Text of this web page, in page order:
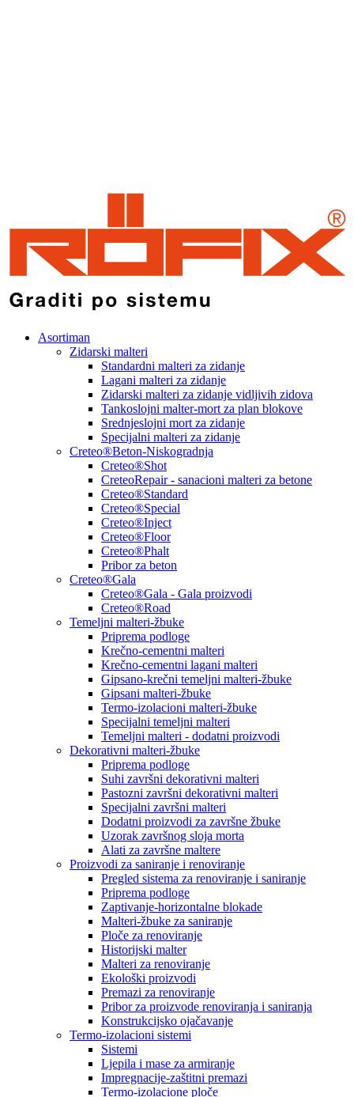
Asortiman
Zidarski malteri
Standardni malteri za zidanje
Lagani malteri za zidanje
Zidarski malteri za zidanje vidljivih zidova
Tankoslojni malter-mort za plan blokove
Srednjeslojni mort za zidanje
Specijalni malteri za zidanje
Creteo®Beton-Niskogradnja
Creteo®Shot
CreteoRepair - sanacioni malteri za betone
Creteo®Standard
Creteo®Special
Creteo®Inject
Creteo®Floor
Creteo®Phalt
Pribor za beton
Creteo®Gala
Creteo®Gala - Gala proizvodi
Creteo®Road
Temeljni malteri-žbuke
Priprema podloge
Krečno-cementni malteri
Krečno-cementni lagani malteri
Gipsano-krečni temeljni malteri-žbuke
Gipsani malteri-žbuke
Termo-izolacioni malteri-žbuke
Specijalni temeljni malteri
Temeljni malteri - dodatni proizvodi
Dekorativni malteri-žbuke
Priprema podloge
Suhi završni dekorativni malteri
Pastozni završni dekorativni malteri
Specijalni završni malteri
Dodatni proizvodi za završne žbuke
Uzorak završnog sloja morta
Alati za završne maltere
Proizvodi za saniranje i renoviranje
Pregled sistema za renoviranje i saniranje
Priprema podloge
Zaptivanje-horizontalne blokade
Malteri-žbuke za saniranje
Ploče za renoviranje
Historijski malter
Malteri za renoviranje
Ekološki proizvodi
Premazi za renoviranje
Pribor za proizvode renoviranja i saniranja
Konstrukcijsko ojačavanje
Termo-izolacioni sistemi
Sistemi
Ljepila i mase za armiranje
Impregnacije-zaštitni premazi
Termo-izolacione ploče